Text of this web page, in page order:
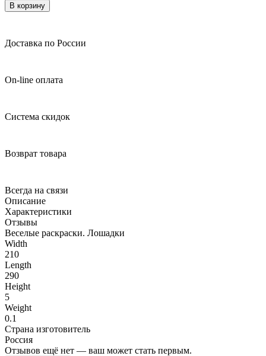
В корзину
Доставка по России
On-line оплата
Система скидок
Возврат товара
Всегда на связи
Описание
Характеристики
Отзывы
Веселые раскраски. Лошадки
Width
210
Length
290
Height
5
Weight
0.1
Страна изготовитель
Россия
Отзывов ещё нет — ваш может стать первым.